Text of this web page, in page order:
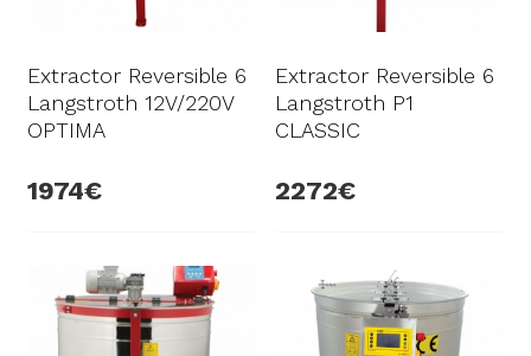
Extractor Reversible 6
Langstroth 12V/220V
OPTIMA
1974
Extractor Reversible 6
Langstroth P1
CLASSIC
2272